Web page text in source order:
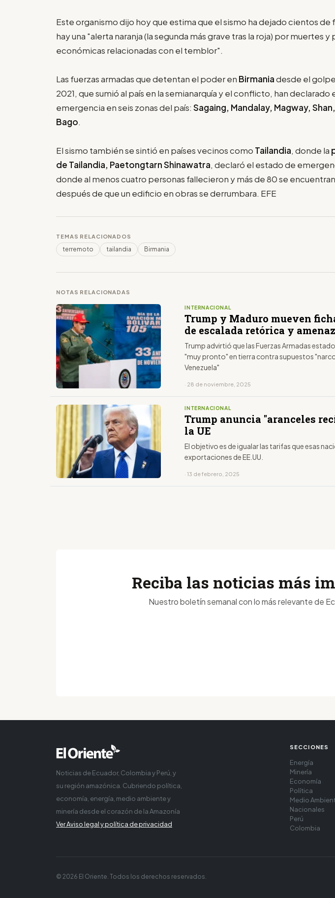
Este organismo dijo hoy que estima que el sismo ha dejado cientos de
hay una "alerta naranja (la segunda más grave tras la roja) por muertes y
económicas relacionadas con el temblor".
Las fuerzas armadas que detentan el poder en Birmaniadesde el
2021, que sumió al país en la semianarquía y el conflicto, han declarado
emergencia en seis zonas del país: Sagaing, Mandalay, Magway,
Bago.
El sismo también se sintió en países vecinos como Tailandia, donde la
de Tailandia, Paetongtarn Shinawatra, declaró el estado de
donde al menos cuatro personas fallecieron y más de 80 se
después de que un edificio en obras se derrumbara. EFE
TEMAS RELACIONADOS
terremoto tailandia Birmania
NOTAS RELACIONADAS
INTERNACIONAL
Trump y Maduro mueven
de escalada retórica y
Trump advirtió que las Fuerzas Armadas
"muy pronto" en tierra contra supuestos
Venezuela"
· 28 de noviembre, 2025
INTERNACIONAL
Trump anuncia "aranceles
la UE
El objetivo es de igualar las tarifas que esas
exportaciones de EE.UU.
· 13 de febrero, 2025
Reciba las noticias más
Nuestro boletín semanal con lo más relevante de
Noticias de Ecuador, Colombia y Perú, y
su región amazónica. Cubriendo política,
economía, energía, medio ambiente y
minería desde el corazón de la Amazonía
Ver Aviso legal y política de privacidad
SECCIONES
Energía
Minería
Economía
Política
Medio
Nacionales
Perú
Colombia
© 2026 El Oriente. Todos los derechos reservados.